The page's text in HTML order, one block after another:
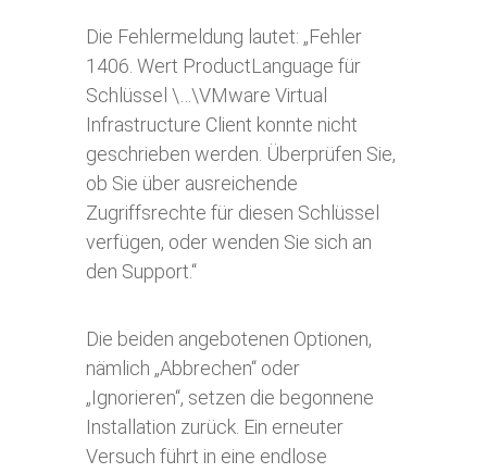
Die Fehlermeldung lautet: „Fehler
1406. Wert ProductLanguage für
Schlüssel \…\VMware Virtual
Infrastructure Client konnte nicht
geschrieben werden. Überprüfen Sie,
ob Sie über ausreichende
Zugriffsrechte für diesen Schlüssel
verfügen, oder wenden Sie sich an
den Support.“
Die beiden angebotenen Optionen,
nämlich „Abbrechen“ oder
„Ignorieren“, setzen die begonnene
Installation zurück. Ein erneuter
Versuch führt in eine endlose